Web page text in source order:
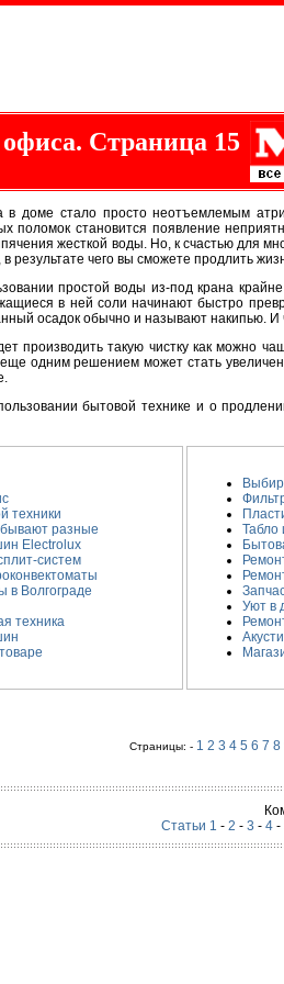
Страница 15
в доме стало просто неотъемлемым
поломок становится появление
жесткой воды. Но, к счастью для
результате чего вы сможете продлить
простой воды из-под крана
в ней соли начинают быстро
осадок обычно и называют накипью.
производить такую чистку как можно
одним решением может стать
бытовой технике и о
техники
разные
Electrolux
систем
в Волгограде
техника
Табло
Уют в
Страницы: - 1 2 3 4 5 6 7 8
Статьи 1 - 2 - 3 - 4-